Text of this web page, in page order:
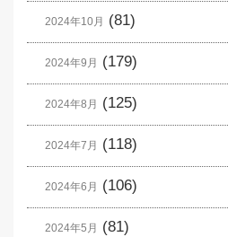
2024年10月 (81)
2024年9月 (179)
2024年8月 (125)
2024年7月 (118)
2024年6月 (106)
2024年5月 (81)